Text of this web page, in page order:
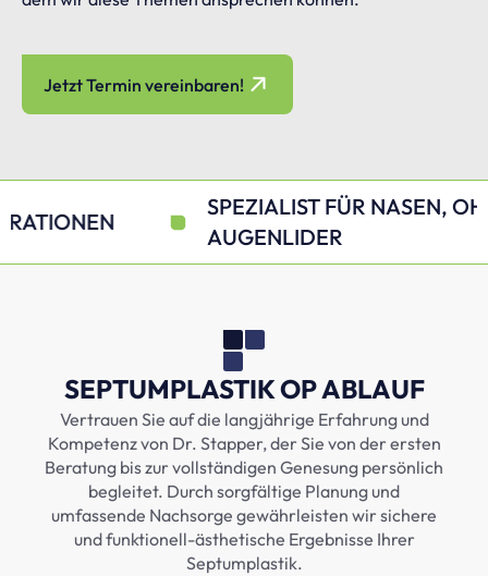
Jetzt Termin vereinbaren!
SPEZIALIST FÜR NASEN, OHREN &
AUGENLIDER
SEPTUMPLASTIK OP ABLAUF
Vertrauen Sie auf die langjährige Erfahrung und
Kompetenz von Dr. Stapper, der Sie von der ersten
Beratung bis zur vollständigen Genesung persönlich
begleitet. Durch sorgfältige Planung und
umfassende Nachsorge gewährleisten wir sichere
und funktionell-ästhetische Ergebnisse Ihrer
Septumplastik.